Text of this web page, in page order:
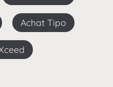
Achat Tipo